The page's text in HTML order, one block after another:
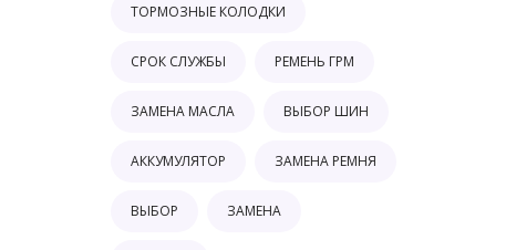
ТОРМОЗНЫЕ КОЛОДКИ
СРОК СЛУЖБЫ РЕМЕНЬ ГРМ
ЗАМЕНА МАСЛА ВЫБОР ШИН
АККУМУЛЯТОР ЗАМЕНА РЕМНЯ
ВЫБОР ЗАМЕНА